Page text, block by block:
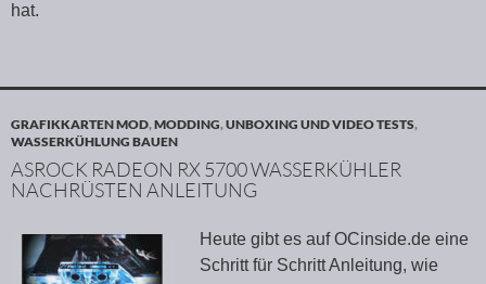
hat.
GRAFIKKARTEN MOD,MODDING,UNBOXING UND VIDEO TESTS,
WASSERKÜHLUNG BAUEN
ASROCK RADEON RX 5700 WASSERKÜHLER
NACHRÜSTEN ANLEITUNG
Heute gibt es auf OCinside.de eine
Schritt für Schritt Anleitung, wie